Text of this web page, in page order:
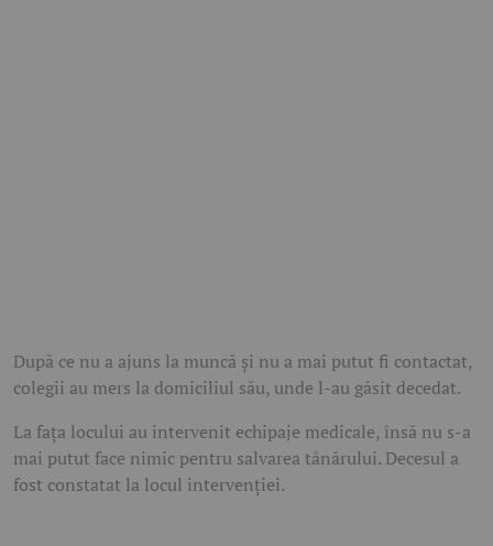
După ce nu a ajuns la muncă și nu a mai putut fi contactat,
colegii au mers la domiciliul său, unde l-au găsit decedat.
La fața locului au intervenit echipaje medicale, însă nu s-a
mai putut face nimic pentru salvarea tânărului. Decesul a
fost constatat la locul intervenției.